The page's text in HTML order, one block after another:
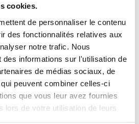
cookies.
de personnaliser le contenu
des fonctionnalités relatives aux
notre trafic. Nous
des informations sur l'utilisation de
de médias sociaux, de
peuvent combiner celles-ci
que vous leur avez fournies
lors de votre utilisation de leurs
especial en una caja de 12